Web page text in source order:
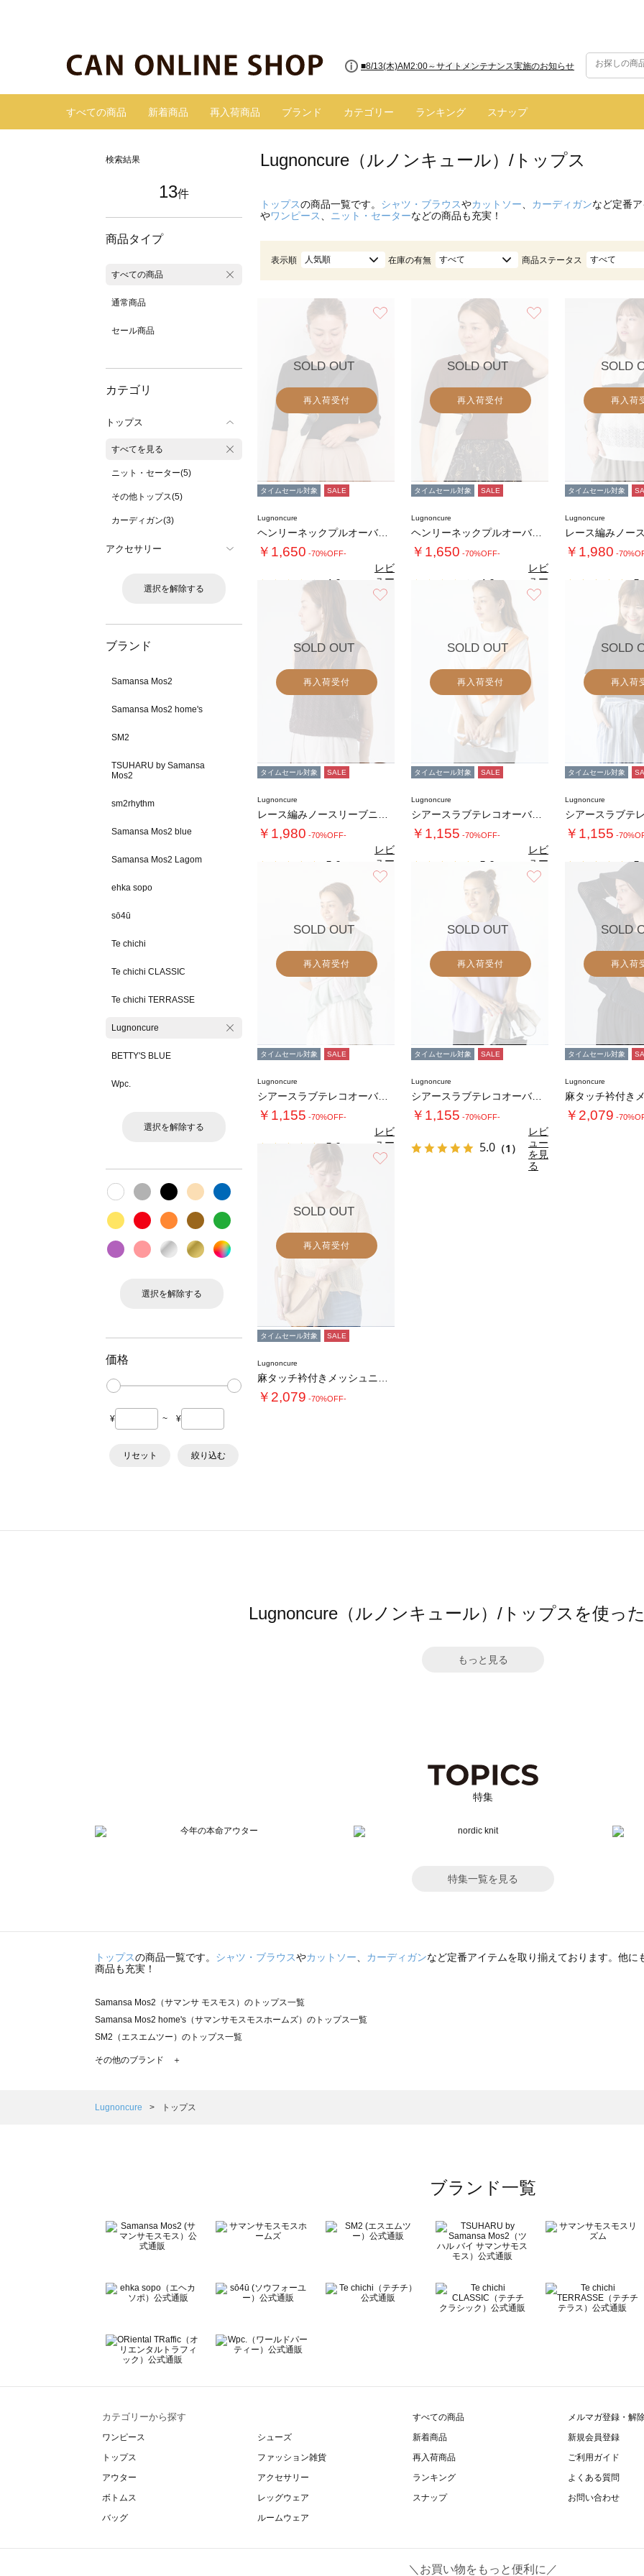
■8/13(木)AM2:00～サイトメンテナンス実施のお知らせ
すべての商品 新着商品 再入荷商品 ブランド カテゴリー ランキング スナップ
検索結果
13件
商品タイプ
すべての商品
通常商品
セール商品
カテゴリ
トップス
すべてを見る
ニット・セーター(5)
その他トップス(5)
カーディガン(3)
アクセサリー
選択を解除する
ブランド
Samansa Mos2
Samansa Mos2 home's
SM2
TSUHARU by Samansa
Mos2
sm2rhythm
Samansa Mos2 blue
Samansa Mos2 Lagom
ehka sopo
sō4ū
Te chichi
Te chichi CLASSIC
Te chichi TERRASSE
Lugnoncure
BETTY'S BLUE
Wpc.
選択を解除する
選択を解除する
価格
¥ ~ ¥
リセット 絞り込む
Lugnoncure（ルノンキュール）/トップス
トップスの商品一覧です。 シャツ・ブラウスやカットソー カーディガンなど定番
やワンピース ニット・セーターなどの商品も充実！
表示順 人気順 在庫の有無 すべて 商品ステータス すべて
SOLD OUT
再入荷受付
タイムセール対象 SALE
Lugnoncure
ヘンリーネックプルオーバーニット《2025a…
￥1,650 -70%OFF-
4.0（1）
レビ
ュー
を見
る
SOLD OUT
再入荷受付
タイムセール対象 SALE
Lugnoncure
ヘンリーネックプルオーバーニット《2025a…
￥1,650 -70%OFF-
4.0（1）
レビ
ュー
を見
る
SOLD
再入荷
タイムセール対象
Lugnoncure
￥1,980 -
SOLD OUT
再入荷受付
タイムセール対象 SALE
Lugnoncure
￥1,980 -70%OFF-
5.0
レビ
ュー
を見
る
SOLD OUT
再入荷受付
タイムセール対象 SALE
Lugnoncure
シアースラブテレコオーバートップス
￥1,155 -70%OFF-
5.0
レビ
ュー
を見
る
SOLD
再入荷
タイムセール対象
Lugnoncure
￥1,155 -
SOLD OUT
再入荷受付
タイムセール対象 SALE
Lugnoncure
シアースラブテレコオーバートップス
￥1,155 -70%OFF-
5.0（1）
レビ
ュー
を見
る
SOLD OUT
再入荷受付
タイムセール対象 SALE
Lugnoncure
シアースラブテレコオーバートップス
￥1,155 -70%OFF-
5.0 （1）
レビ
ュー
を見
る
SOLD
再入荷
タイムセール対象
Lugnoncure
￥2,079 -
お気に入り
SOLD OUT
再入荷受付
タイムセール対象 SALE
Lugnoncure
￥2,079 -70%OFF-
Lugnoncure（ルノンキュール）/トップスを使っ
もっと見る
特集
特集一覧を見る
トップスの商品一覧です。 シャツ・ブラウスやカットソー カーディガンなど定番アイテムを取り揃えております。他に
商品も充実！
Samansa Mos2（サマンサ モスモス）のトップス一覧
Samansa Mos2 home's（サマンサモスモスホームズ）のトップス一覧
SM2（エスエムツー）のトップス一覧
TSUHARU by Samansa Mos2（ツハルバイサマンサモスモス）のトップス一覧
Samansa Mos2 Lagom（サマンサモスモス ラーゴム）のトップス一覧
BETTY'S BLUE（べティーズブルー）のトップス一覧
Wpc.（ワールドパーティー）のトップス一覧
その他のブランド ＋
Lugnoncure トップス
ブランド一覧
カテゴリーから探す
ワンピース
トップス
アウター
ボトムス
バッグ
シューズ
ファッション雑貨
アクセサリー
レッグウェア
ルームウェア
すべての商品
新着商品
再入荷商品
ランキング
スナップ
メルマガ登録・解
新規会員登録
ご利用ガイド
よくある質問
お問い合わせ
＼お買い物をもっと便利に／